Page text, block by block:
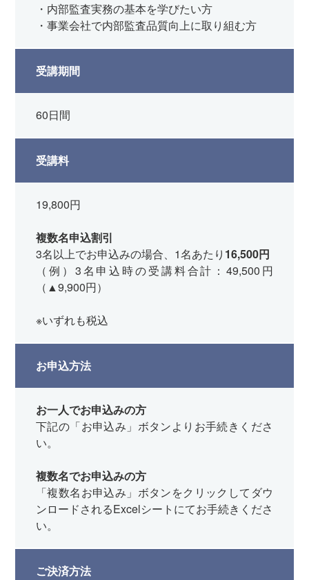
・内部監査実務の基本を学びたい方
・事業会社で内部監査品質向上に取り組む方
受講期間
60日間
受講料
19,800円
複数名申込割引
3名以上でお申込みの場合、1名あたり 16,500円
（例）3名申込時の受講料合計：49,500円
（▲9,900円）
※いずれも税込
お申込方法
お一人でお申込みの方
下記の「お申込み」ボタンよりお手続きくださ
い。
複数名でお申込みの方
「複数名お申込み」ボタンをクリックしてダウ
ンロードされるExcelシートにてお手続きくださ
い。
ご決済方法